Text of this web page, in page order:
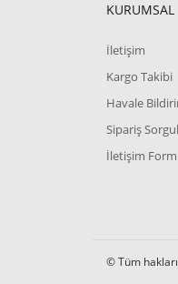
KURUMSAL
İletişim
Kargo Takibi
Havale
Sipariş
İletişim
© Tüm